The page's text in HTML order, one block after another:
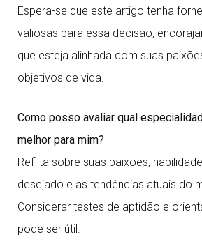
Espera-se que este artigo tenha
valiosas para essa decisão,
que esteja alinhada com suas
objetivos de vida.
Como posso avaliar qual
melhor para mim?
Reflita sobre suas paixões,
desejado e as tendências atuais do
Considerar testes de aptidão e
pode ser útil.